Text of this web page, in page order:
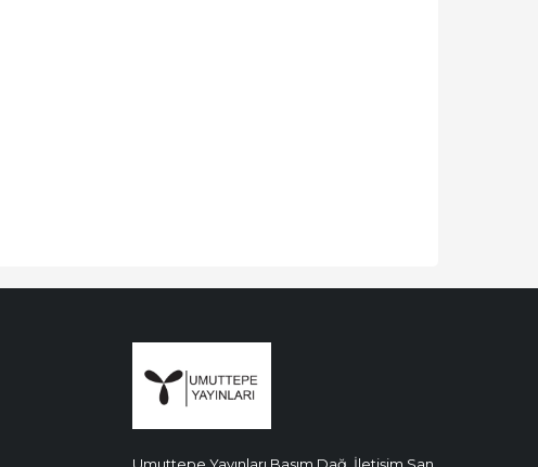
Umuttepe Yayınları Basım Dağ. İletişim San.